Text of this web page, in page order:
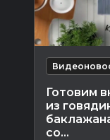
Готовим
из
со...